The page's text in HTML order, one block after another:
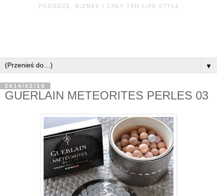
▼
2014/02/10
GUERLAIN METEORITES PERLES 03